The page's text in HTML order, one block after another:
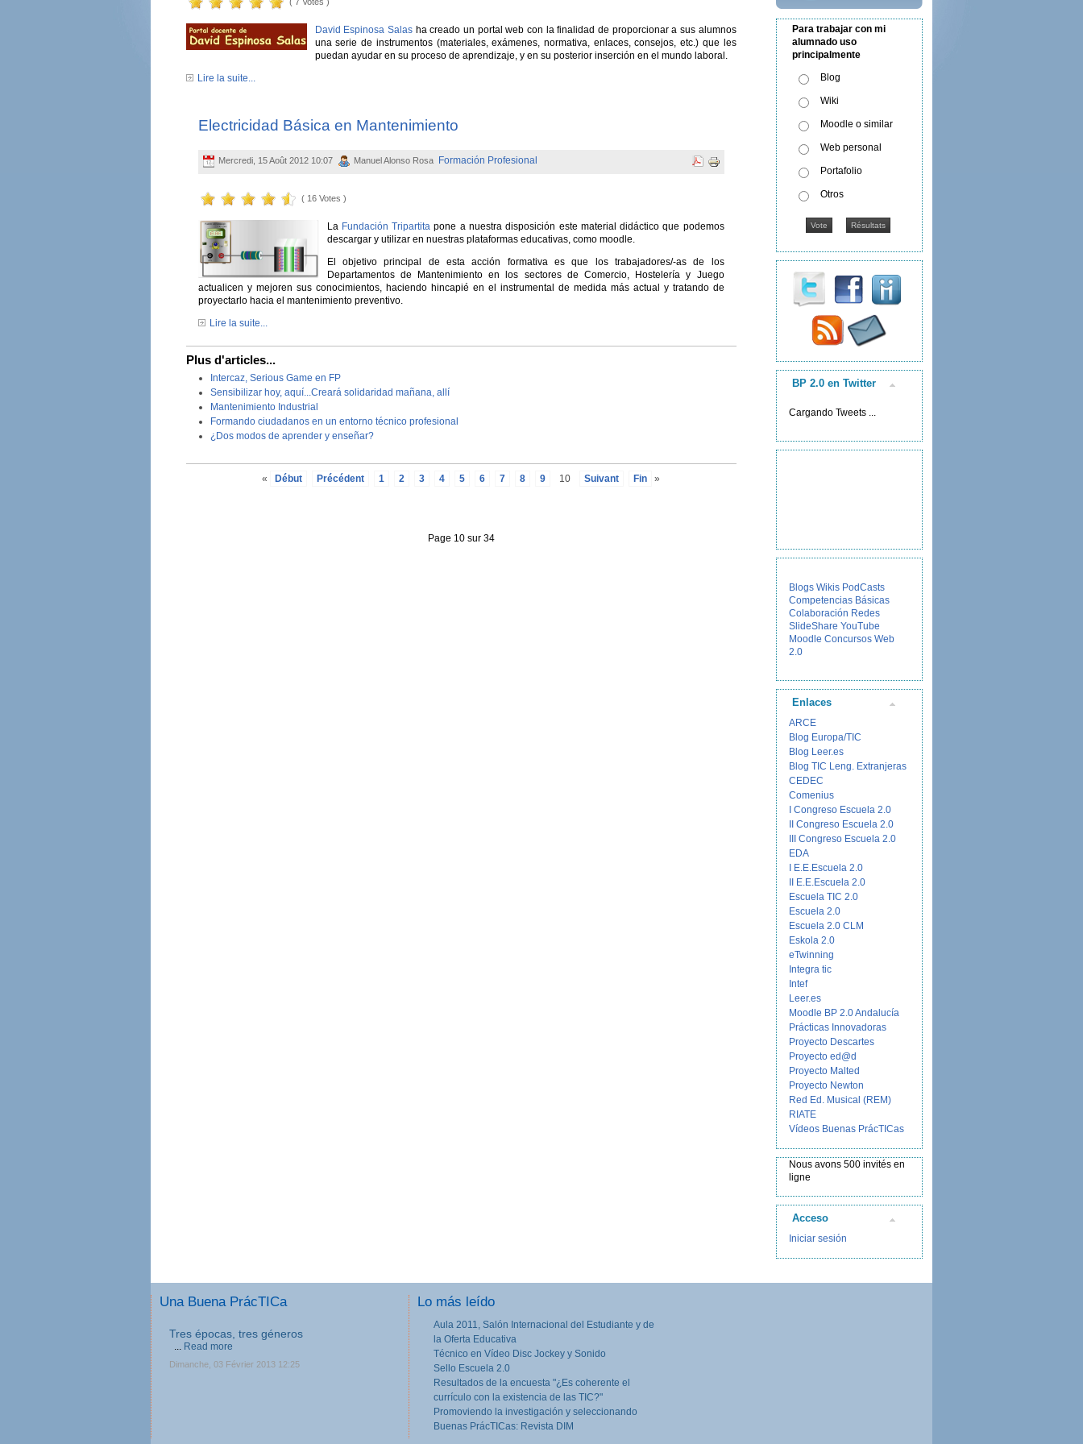
David Espinosa Salas ha creado un portal web con la finalidad de proporcionar a sus alumnos
una serie de instrumentos (materiales, exámenes, normativa, enlaces, consejos, etc.) que les
puedan ayudar en su proceso de aprendizaje, y en su posterior inserción en el mundo laboral.
Lire la suite...
Electricidad Básica en Mantenimiento
Mercredi, 15 Août 2012 10:07 Manuel Alonso Rosa Formación Profesional
( 16 Votes )
La Fundación Tripartita pone a nuestra disposición este material didáctico que podemos
descargar y utilizar en nuestras plataformas educativas, como moodle.
El objetivo principal de esta acción formativa es que los trabajadores/-as de los
Departamentos de Mantenimiento en los sectores de Comercio, Hostelería y Juego
actualicen y mejoren sus conocimientos, haciendo hincapié en el instrumental de medida más actual y tratando de
proyectarlo hacia el mantenimiento preventivo.
Lire la suite...
Plus d'articles...
Intercaz, Serious Game en FP
Sensibilizar hoy, aquí...Creará solidaridad mañana, allí
Mantenimiento Industrial
Formando ciudadanos en un entorno técnico profesional
¿Dos modos de aprender y enseñar?
« Début Précédent 1 2 3 4 5 6 7 8 9 10 Suivant Fin »
Page 10 sur 34
Para trabajar con mi
alumnado uso
principalmente
Blog
Wiki
Moodle o similar
Web personal
Portafolio
Otros
BP 2.0 en Twitter
Cargando Tweets ...
Blogs Wikis PodCasts
Competencias Básicas
Colaboración Redes
SlideShare YouTube
Moodle Concursos Web
2.0
Enlaces
ARCE
Blog Europa/TIC
Blog Leer.es
Blog TIC Leng. Extranjeras
CEDEC
Comenius
I Congreso Escuela 2.0
II Congreso Escuela 2.0
III Congreso Escuela 2.0
EDA
I E.E.Escuela 2.0
II E.E.Escuela 2.0
Escuela TIC 2.0
Escuela 2.0
Escuela 2.0 CLM
Eskola 2.0
eTwinning
Integra tic
Intef
Leer.es
Moodle BP 2.0 Andalucía
Prácticas Innovadoras
Proyecto Descartes
Proyecto ed@d
Proyecto Malted
Proyecto Newton
Red Ed. Musical (REM)
RIATE
Vídeos Buenas PrácTICas
Nous avons 500 invités en
ligne
Acceso
Iniciar sesión
Una Buena PrácTICa
Tres épocas, tres géneros
... Read more
Dimanche, 03 Février 2013 12:25
Lo más leído
Aula 2011, Salón Internacional del Estudiante y de
la Oferta Educativa
Técnico en Vídeo Disc Jockey y Sonido
Sello Escuela 2.0
Resultados de la encuesta "¿Es coherente el
currículo con la existencia de las TIC?"
Promoviendo la investigación y seleccionando
Buenas PrácTICas: Revista DIM